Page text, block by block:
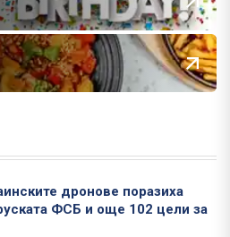
дронове поразиха
ФСБ и още 102 цели за